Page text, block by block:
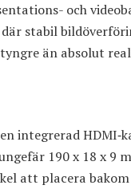
och
stabil
än absolut
integrerad
190 x 18 x 9
att placera